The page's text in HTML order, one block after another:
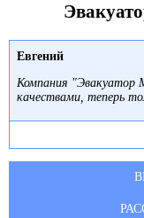
Евгений
Компания "Эвакуатор
качествами, теперь